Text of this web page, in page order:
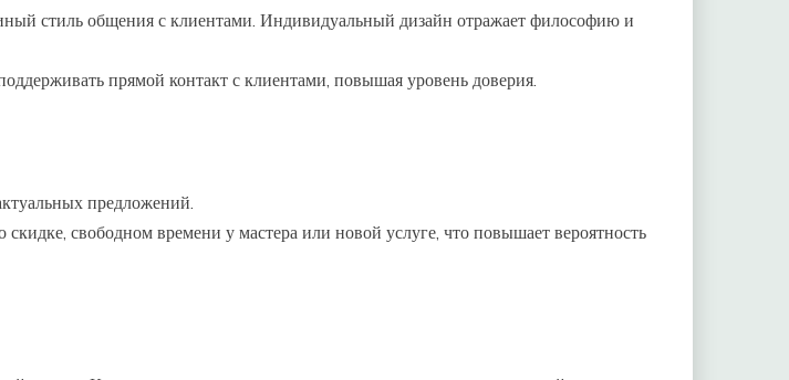
стиль общения с клиентами. Индивидуальный дизайн отражает философию и
прямой контакт с клиентами, повышая уровень доверия.
предложений.
свободном времени у мастера или новой услуге, что повышает вероятность